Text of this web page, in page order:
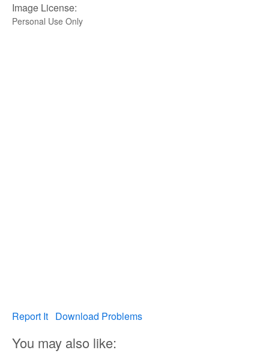
Image License:
Personal Use Only
Report It Download Problems
You may also like: